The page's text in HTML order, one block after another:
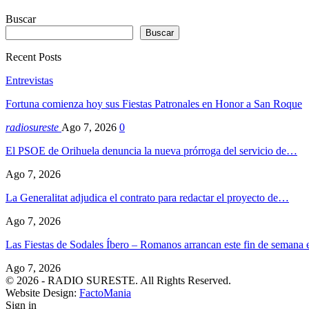
Buscar
Buscar
Recent Posts
Entrevistas
Fortuna comienza hoy sus Fiestas Patronales en Honor a San Roque
radiosureste Ago 7, 2026 0
El PSOE de Orihuela denuncia la nueva prórroga del servicio de…
Ago 7, 2026
La Generalitat adjudica el contrato para redactar el proyecto de…
Ago 7, 2026
Las Fiestas de Sodales Íbero – Romanos arrancan este fin de
Ago 7, 2026
© 2026 - RADIO SURESTE. All Rights Reserved.
Website Design: FactoMania
Sign in